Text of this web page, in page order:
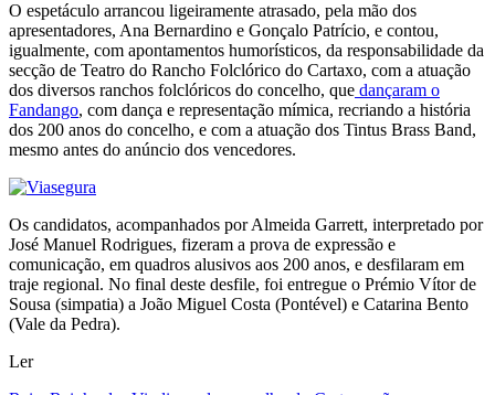
O espetáculo arrancou ligeiramente atrasado, pela mão dos
apresentadores, Ana Bernardino e Gonçalo Patrício, e contou,
igualmente, com apontamentos humorísticos, da responsabilidade da
secção de Teatro do Rancho Folclórico do Cartaxo, com a atuação
dos diversos ranchos folclóricos do concelho, que dançaram o
Fandango, com dança e representação mímica, recriando a história
dos 200 anos do concelho, e com a atuação dos Tintus Brass Band,
mesmo antes do anúncio dos vencedores.
Os candidatos, acompanhados por Almeida Garrett, interpretado por
José Manuel Rodrigues, fizeram a prova de expressão e
comunicação, em quadros alusivos aos 200 anos, e desfilaram em
traje regional. No final deste desfile, foi entregue o Prémio Vítor de
Sousa (simpatia) a João Miguel Costa (Pontével) e Catarina Bento
(Vale da Pedra).
Ler